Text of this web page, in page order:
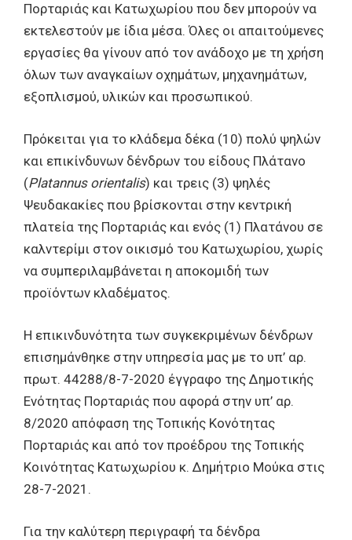
Πορταριάς και Κατωχωρίου που δεν μπορούν να
εκτελεστούν με ίδια μέσα. Όλες οι απαιτούμενες
εργασίες θα γίνουν από τον ανάδοχο με τη χρήση
όλων των αναγκαίων οχημάτων, μηχανημάτων,
εξοπλισμού, υλικών και προσωπικού.
Πρόκειται για το κλάδεμα δέκα (10) πολύ ψηλών
και επικίνδυνων δένδρων του είδους Πλάτανο
(Platannus orientalis) και τρεις (3) ψηλές
Ψευδακακίες που βρίσκονται στην κεντρική
πλατεία της Πορταριάς και ενός (1) Πλατάνου σε
καλντερίμι στον οικισμό του Κατωχωρίου, χωρίς
να συμπεριλαμβάνεται η αποκομιδή των
προϊόντων κλαδέματος.
Η επικινδυνότητα των συγκεκριμένων δένδρων
επισημάνθηκε στην υπηρεσία μας με το υπ’ αρ.
πρωτ. 44288/8-7-2020 έγγραφο της Δημοτικής
Ενότητας Πορταριάς που αφορά στην υπ’ αρ.
8/2020 απόφαση της Τοπικής Κονότητας
Πορταριάς και από τον προέδρου της Τοπικής
Κοινότητας Κατωχωρίου κ. Δημήτριο Μούκα στις
28-7-2021.
Για την καλύτερη περιγραφή τα δένδρα